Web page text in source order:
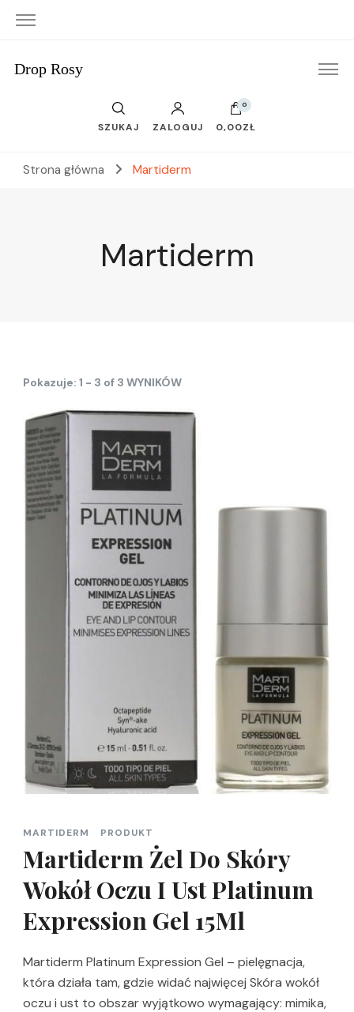
Drop Rosy
SZUKAJ ZALOGUJ
0
0,00ZŁ
Strona główna Martiderm
Martiderm
Pokazuje: 1 - 3 of 3 WYNIKÓW
MARTIDERM PRODUKT
Martiderm Żel Do Skóry
Wokół Oczu I Ust Platinum
Expression Gel 15Ml
Martiderm Platinum Expression Gel – pielęgnacja,
która działa tam, gdzie widać najwięcej Skóra wokół
oczu i ust to obszar wyjątkowo wymagający: mimika,